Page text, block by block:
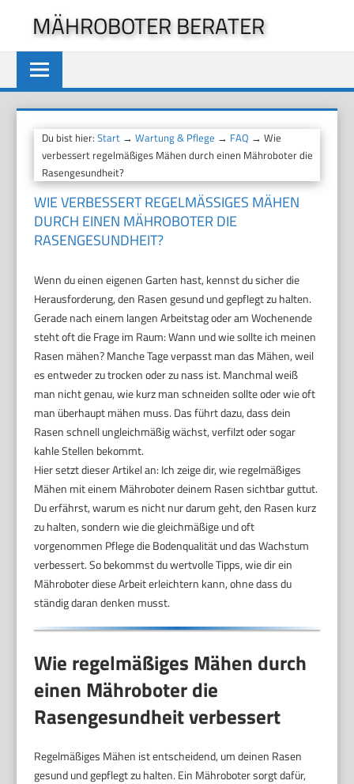
springen
MÄHROBOTER BERATER
Du bist hier:Start →Wartung & Pflege → FAQ → Wie
verbessert regelmäßiges Mähen durch einen Mähroboter die
Rasengesundheit?
WIE VERBESSERT REGELMÄSSIGES MÄHEN D
URCH EINEN MÄHROBOTER DIE R
ASENGESUNDHEIT?
Wenn du einen eigenen Garten hast, kennst du sicher die
Herausforderung, den Rasen gesund und gepflegt zu halten.
Gerade nach einem langen Arbeitstag oder am Wochenende
steht oft die Frage im Raum: Wann und wie sollte ich meinen
Rasen mähen? Manche Tage verpasst man das Mähen, weil
es entweder zu trocken oder zu nass ist. Manchmal weiß
man nicht genau, wie kurz man schneiden sollte oder wie oft
man überhaupt mähen muss. Das führt dazu, dass dein
Rasen schnell ungleichmäßig wächst, verfilzt oder sogar
kahle Stellen bekommt.
Hier setzt dieser Artikel an: Ich zeige dir, wie regelmäßiges
Mähen mit einem Mähroboter deinem Rasen sichtbar guttut.
Du erfährst, warum es nicht nur darum geht, den Rasen kurz
zu halten, sondern wie die gleichmäßige und oft
vorgenommen Pflege die Bodenqualität und das Wachstum
verbessert. So bekommst du wertvolle Tipps, wie dir ein
Mähroboter diese Arbeit erleichtern kann, ohne dass du
ständig daran denken musst.
Wie regelmäßiges Mähen durch
einen Mähroboter die
Rasengesundheit verbessert
Regelmäßiges Mähen ist entscheidend, um deinen Rasen
gesund und gepflegt zu halten. Ein Mähroboter sorgt dafür,